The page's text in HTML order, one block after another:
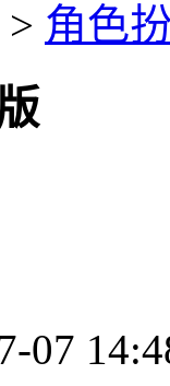
> 角色
07